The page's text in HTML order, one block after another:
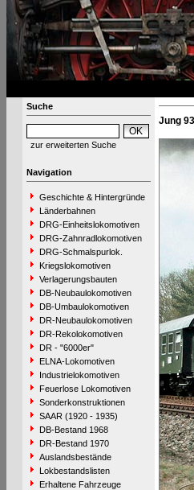
Suche
zur erweiterten Suche
Navigation
Geschichte & Hintergründe
Länderbahnen
DRG-Einheitslokomotiven
DRG-Zahnradlokomotiven
DRG-Schmalspurlok.
Kriegslokomotiven
Verlagerungsbauten
DB-Neubaulokomotiven
DB-Umbaulokomotiven
DR-Neubaulokomotiven
DR-Rekolokomotiven
DR - "6000er"
ELNA-Lokomotiven
Industrielokomotiven
Feuerlose Lokomotiven
Sonderkonstruktionen
SAAR (1920 - 1935)
DB-Bestand 1968
DR-Bestand 1970
Auslandsbestände
Lokbestandslisten
Erhaltene Fahrzeuge
Jung